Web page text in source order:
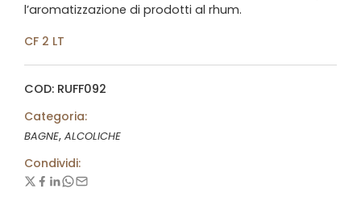
l’aromatizzazione di prodotti al rhum.
CF 2 LT
COD: RUFF092
Categoria:
BAGNE, ALCOLICHE
Condividi: